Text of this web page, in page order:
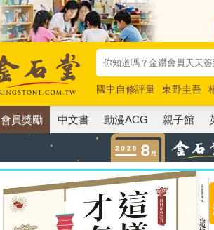
國中自修評量 東野圭吾
唯紅花綻放
奧德賽 路邊
會員獎勵 中文書 動漫ACG 親子館